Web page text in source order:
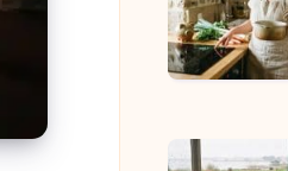
retour
d’expérience
sur
plaque
induction
Quelle
Absorbeur